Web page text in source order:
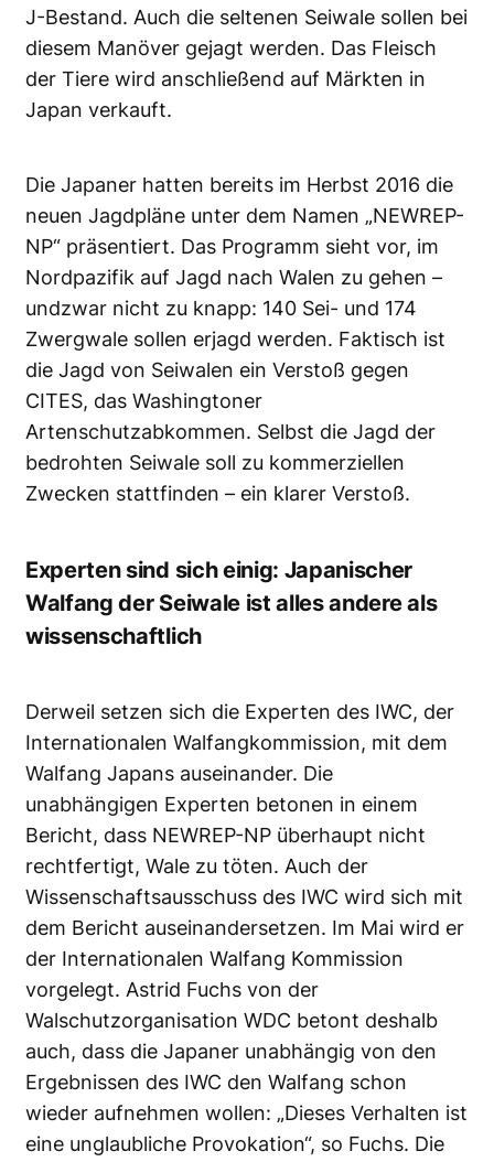
J-Bestand. Auch die seltenen Seiwale sollen bei
diesem Manöver gejagt werden. Das Fleisch
der Tiere wird anschließend auf Märkten in
Japan verkauft.
Die Japaner hatten bereits im Herbst 2016 die
neuen Jagdpläne unter dem Namen „NEWREP-
NP“ präsentiert. Das Programm sieht vor, im
Nordpazifik auf Jagd nach Walen zu gehen –
undzwar nicht zu knapp: 140 Sei- und 174
Zwergwale sollen erjagd werden. Faktisch ist
die Jagd von Seiwalen ein Verstoß gegen
CITES, das Washingtoner
Artenschutzabkommen. Selbst die Jagd der
bedrohten Seiwale soll zu kommerziellen
Zwecken stattfinden – ein klarer Verstoß.
Experten sind sich einig: Japanischer
Walfang der Seiwale ist alles andere als
wissenschaftlich
Derweil setzen sich die Experten des IWC, der
Internationalen Walfangkommission, mit dem
Walfang Japans auseinander. Die
unabhängigen Experten betonen in einem
Bericht, dass NEWREP-NP überhaupt nicht
rechtfertigt, Wale zu töten. Auch der
Wissenschaftsausschuss des IWC wird sich mit
dem Bericht auseinandersetzen. Im Mai wird er
der Internationalen Walfang Kommission
vorgelegt. Astrid Fuchs von der
Walschutzorganisation WDC betont deshalb
auch, dass die Japaner unabhängig von den
Ergebnissen des IWC den Walfang schon
wieder aufnehmen wollen: „Dieses Verhalten ist
eine unglaubliche Provokation“, so Fuchs. Die